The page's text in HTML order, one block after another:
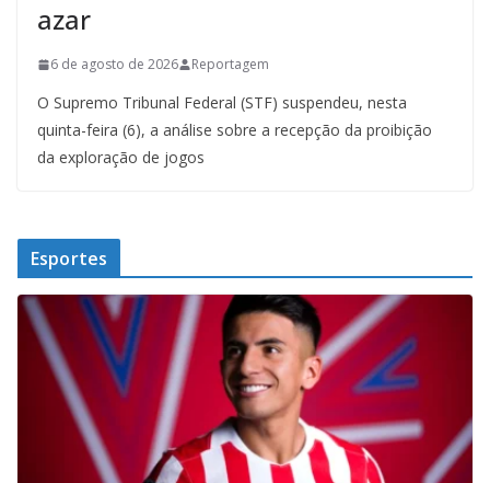
azar
6 de agosto de 2026 Reportagem
O Supremo Tribunal Federal (STF) suspendeu, nesta
quinta-feira (6), a análise sobre a recepção da proibição
da exploração de jogos
Esportes